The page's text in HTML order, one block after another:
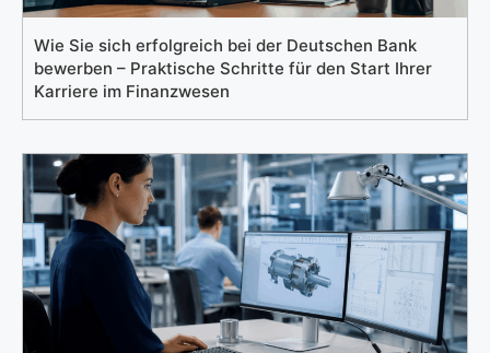
Wie Sie sich erfolgreich bei der Deutschen Bank
bewerben – Praktische Schritte für den Start Ihrer
Karriere im Finanzwesen